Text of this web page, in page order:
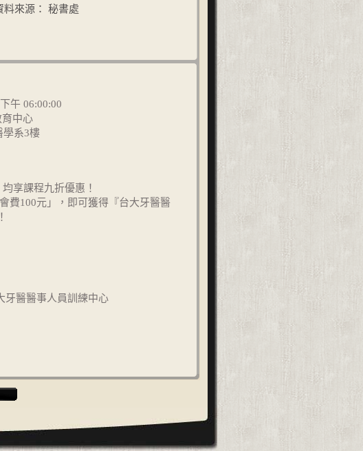
料來源： 秘書處
午 06:00:00
中心
學系3樓
享課程九折優惠！
費100元」，即可獲得『台大牙醫醫
牙醫醫事人員訓練中心